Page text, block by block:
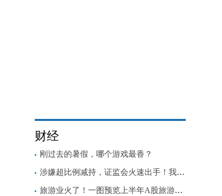
财经
刚过去的暑假，哪个游戏最香？
涉嫌超比例减持，证监会火速出手！我乐家居相关股东被立案调查
旅游业火了！一图预览上半年A股旅游业上市公司运营景点接待情况